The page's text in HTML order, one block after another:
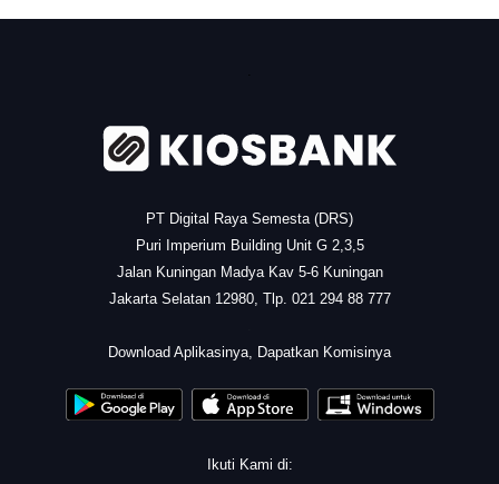
PT Digital Raya Semesta (DRS)
Puri Imperium Building Unit G 2,3,5
Jalan Kuningan Madya Kav 5-6 Kuningan
Jakarta Selatan 12980, Tlp. 021 294 88 777
Download Aplikasinya, Dapatkan Komisinya
Ikuti Kami di: